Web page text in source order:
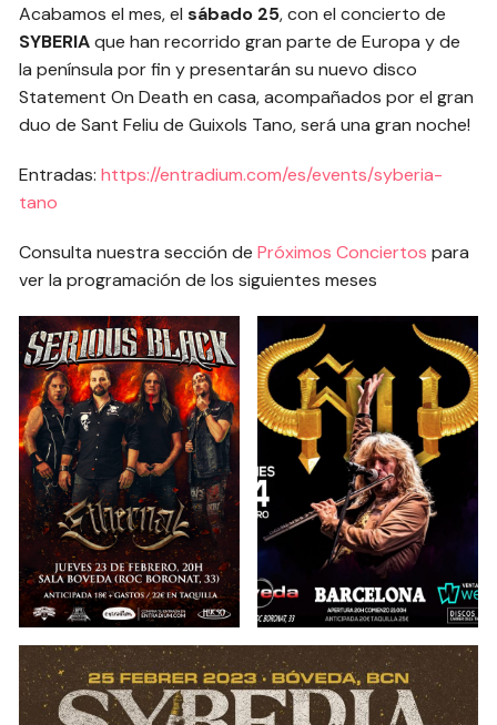
Acabamos el mes, elsábado 25, con el concierto de
SYBERIAque han recorrido gran parte de Europa y de
la península por fin y presentarán su nuevo disco
Statement On Death en casa, acompañados por el gran
duo de Sant Feliu de Guixols Tano, será una gran noche!
Entradas:https://entradium.com/es/events/syberia-
tano
Consulta nuestra sección dePróximos Conciertos para
ver la programación de los siguientes meses